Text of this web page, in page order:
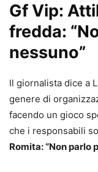
Gf Vip:
fredda:
nessuno”
Il giornalista dice a
genere di
facendo un gioco
che i responsabili
Romita: “Non parlo